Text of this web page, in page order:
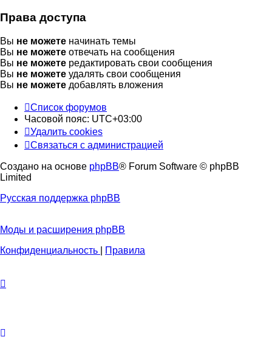
Права доступа
Вы не можете начинать темы
Вы не можете отвечать на сообщения
Вы не можете редактировать свои сообщения
Вы не можете удалять свои сообщения
Вы не можете добавлять вложения
Список форумов
Часовой пояс: UTC+03:00
Удалить cookies
Связаться с администрацией
Создано на основе phpBB® Forum Software © phpBB
Limited
Русская поддержка phpBB
Моды и расширения phpBB
Конфиденциальность
Правила